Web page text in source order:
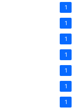
1
1
1
1
1
1
1